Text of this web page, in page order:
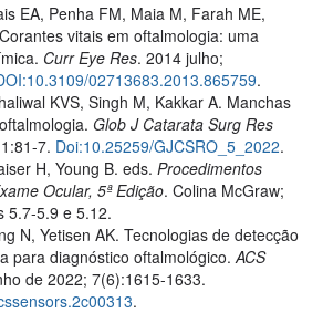
EA, Penha FM, Maia M, Farah ME,
vitais em oftalmologia: uma
Curr Eye Res. 2014 julho;
02713683.2013.865759.
KVS, Singh M, Kakkar A. Manchas
Glob J Catarata Surg Res
7. Doi:10.25259/GJCSRO_5_2022.
H, Young B. eds. Procedimentos
Ocular, 5ª Edição. Colina McGraw;
5.7-5.9 e 5.12.
N, Yetisen AK. Tecnologias de detecção
para diagnóstico oftalmológico. ACS
de 2022; 7(6):1615-1633.
.